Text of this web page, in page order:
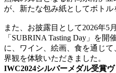
が、新たな包み紙としてボトル
また、お披露目として2026年5
「SUBRINA Tasting Day」を
に、ワイン、絵画、食を通じ
界観を体験いただきました。
IWC2024シルバーメダル受賞ヴ